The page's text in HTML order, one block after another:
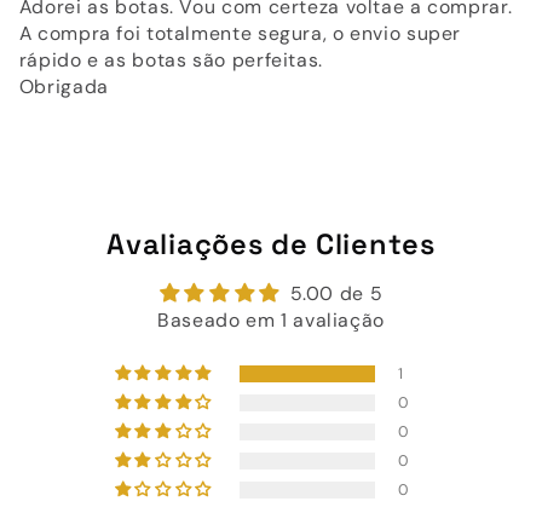
Adorei as botas. Vou com certeza voltae a comprar.
A compra foi totalmente segura, o envio super
rápido e as botas são perfeitas.
Obrigada
Avaliações de Clientes
5.00 de 5
Baseado em 1 avaliação
1
0
0
0
0